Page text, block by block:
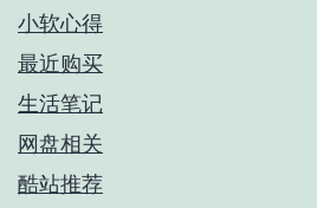
小软心得
最近购买
生活笔记
网盘相关
酷站推荐